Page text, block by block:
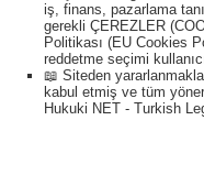
iş, finans, pazarlama
gerekli ÇEREZLER
Politikası (EU Cookies
reddetme seçimi
📖 Siteden yararlanmakla
kabul etmiş ve tüm
Hukuki NET - Turkish